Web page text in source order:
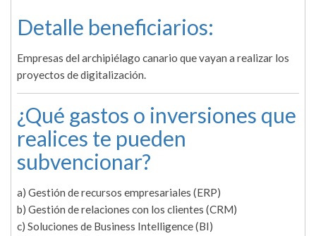
Detalle beneficiarios:
Empresas del archipiélago canario que vayan a realizar los
proyectos de digitalización.
¿Qué gastos o inversiones que
realices te pueden
subvencionar?
a) Gestión de recursos empresariales (ERP)
b) Gestión de relaciones con los clientes (CRM)
c) Soluciones de Business Intelligence (BI)